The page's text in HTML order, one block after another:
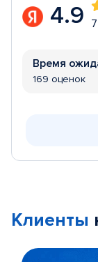
4.9
Время
169 оценок
Клиенты